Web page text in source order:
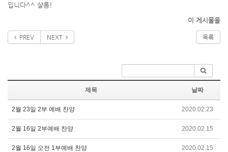
입니다^^ 샬롬!
이 게시물을
PREV NEXT 목록
제목 날짜
2월 23일 2부 예배 찬양 2020.02.23
2월 16일 2부예배 찬양 2020.02.15
2월 16일 오전 1부예배 찬양 2020.02.15